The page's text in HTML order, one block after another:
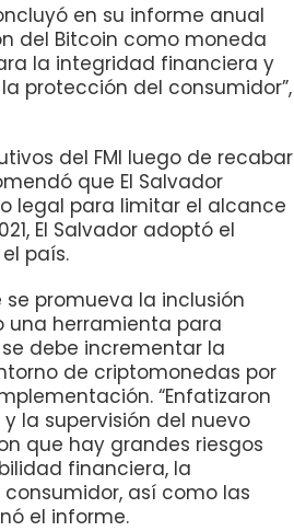
en su informe anual
del Bitcoin como moneda
la integridad financiera y
protección del consumidor”,
del FMI luego de recabar
que El Salvador
legal para limitar el alcance
El Salvador adoptó el
país.
promueva la inclusión
una herramienta para
debe incrementar la
de criptomonedas por
“Enfatizaron
la supervisión del nuevo
que hay grandes riesgos
financiera, la
así como las
el informe.